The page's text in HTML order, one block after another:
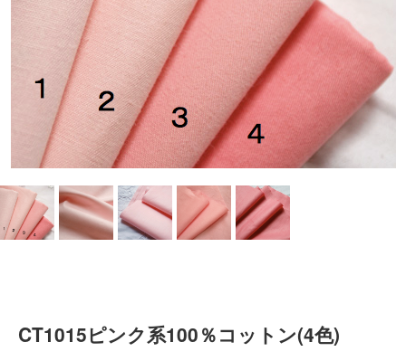
CT1015ピンク系100％コットン(4色)